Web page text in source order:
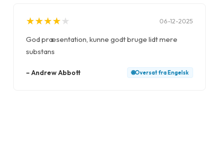
★
★★
★★
★★
★★
★ 06-12-2025
God præsentation, kunne godt bruge lidt mere
substans
– Andrew Abbott 🌐Oversat fra Engelsk